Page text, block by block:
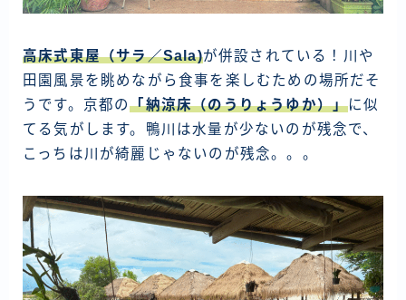
高床式東屋（サラ／Sala)が併設されている！川や
田園風景を眺めながら食事を楽しむための場所だそ
うです。京都の「納涼床（のうりょうゆか）」に似
てる気がします。鴨川は水量が少ないのが残念で、
こっちは川が綺麗じゃないのが残念。。。